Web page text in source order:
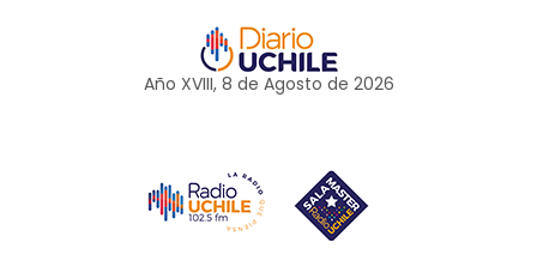
Año XVIII, 8 de Agosto de 2026